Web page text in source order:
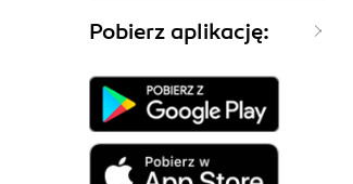
Pobierz aplikację: